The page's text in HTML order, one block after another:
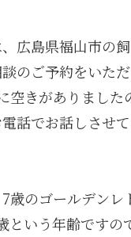
広島県福山市の
のご予約をいた
空きがありました
話でお話しさせ
7歳のゴールデンレ
という年齢ですの